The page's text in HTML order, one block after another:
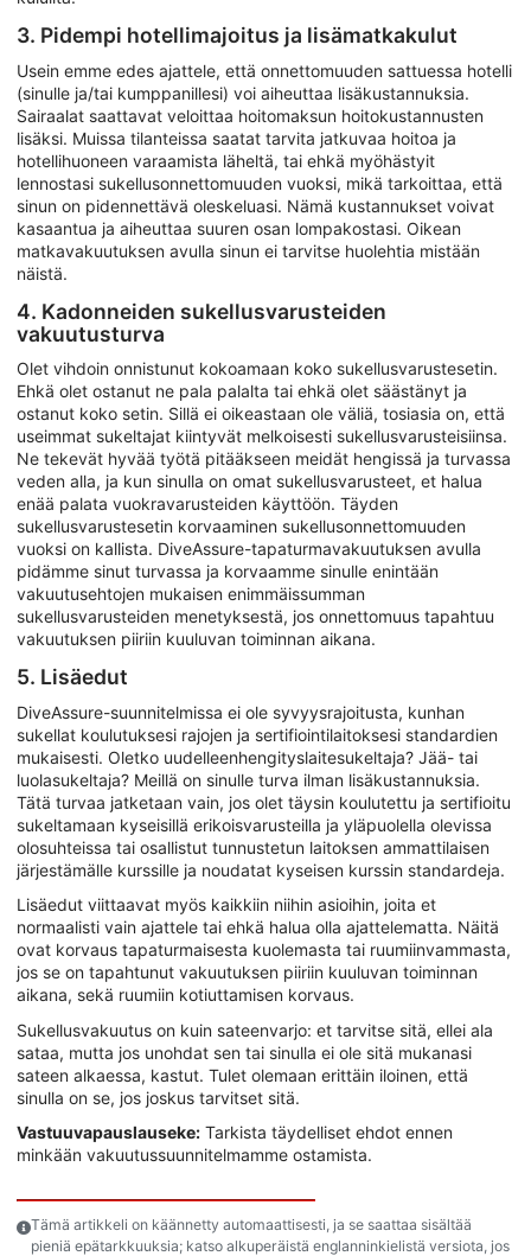
3. Pidempi hotellimajoitus ja lisämatkakulut
Usein emme edes ajattele, että onnettomuuden sattuessa hotelli
(sinulle ja/tai kumppanillesi) voi aiheuttaa lisäkustannuksia.
Sairaalat saattavat veloittaa hoitomaksun hoitokustannusten
lisäksi. Muissa tilanteissa saatat tarvita jatkuvaa hoitoa ja
hotellihuoneen varaamista läheltä, tai ehkä myöhästyit
lennostasi sukellusonnettomuuden vuoksi, mikä tarkoittaa, että
sinun on pidennettävä oleskeluasi. Nämä kustannukset voivat
kasaantua ja aiheuttaa suuren osan lompakostasi. Oikean
matkavakuutuksen avulla sinun ei tarvitse huolehtia mistään
näistä.
4. Kadonneiden sukellusvarusteiden
vakuutusturva
Olet vihdoin onnistunut kokoamaan koko sukellusvarustesetin.
Ehkä olet ostanut ne pala palalta tai ehkä olet säästänyt ja
ostanut koko setin. Sillä ei oikeastaan ole väliä, tosiasia on, että
useimmat sukeltajat kiintyvät melkoisesti sukellusvarusteisiinsa.
Ne tekevät hyvää työtä pitääkseen meidät hengissä ja turvassa
veden alla, ja kun sinulla on omat sukellusvarusteet, et halua
enää palata vuokravarusteiden käyttöön. Täyden
sukellusvarustesetin korvaaminen sukellusonnettomuuden
vuoksi on kallista. DiveAssure-tapaturmavakuutuksen avulla
pidämme sinut turvassa ja korvaamme sinulle enintään
vakuutusehtojen mukaisen enimmäissumman
sukellusvarusteiden menetyksestä, jos onnettomuus tapahtuu
vakuutuksen piiriin kuuluvan toiminnan aikana.
5. Lisäedut
DiveAssure-suunnitelmissa ei ole syvyysrajoitusta, kunhan
sukellat koulutuksesi rajojen ja sertifiointilaitoksesi standardien
mukaisesti. Oletko uudelleenhengityslaitesukeltaja? Jää- tai
luolasukeltaja? Meillä on sinulle turva ilman lisäkustannuksia.
Tätä turvaa jatketaan vain, jos olet täysin koulutettu ja sertifioitu
sukeltamaan kyseisillä erikoisvarusteilla ja yläpuolella olevissa
olosuhteissa tai osallistut tunnustetun laitoksen ammattilaisen
järjestämälle kurssille ja noudatat kyseisen kurssin standardeja.
Lisäedut viittaavat myös kaikkiin niihin asioihin, joita et
normaalisti vain ajattele tai ehkä halua olla ajattelematta. Näitä
ovat korvaus tapaturmaisesta kuolemasta tai ruumiinvammasta,
jos se on tapahtunut vakuutuksen piiriin kuuluvan toiminnan
aikana, sekä ruumiin kotiuttamisen korvaus.
Sukellusvakuutus on kuin sateenvarjo: et tarvitse sitä, ellei ala
sataa, mutta jos unohdat sen tai sinulla ei ole sitä mukanasi
sateen alkaessa, kastut. Tulet olemaan erittäin iloinen, että
sinulla on se, jos joskus tarvitset sitä.
Vastuuvapauslauseke: Tarkista täydelliset ehdot ennen
minkään vakuutussuunnitelmamme ostamista.
Tämä artikkeli on käännetty automaattisesti, ja se saattaa sisältää
pieniä epätarkkuuksia; katso alkuperäistä englanninkielistä versiota, jos